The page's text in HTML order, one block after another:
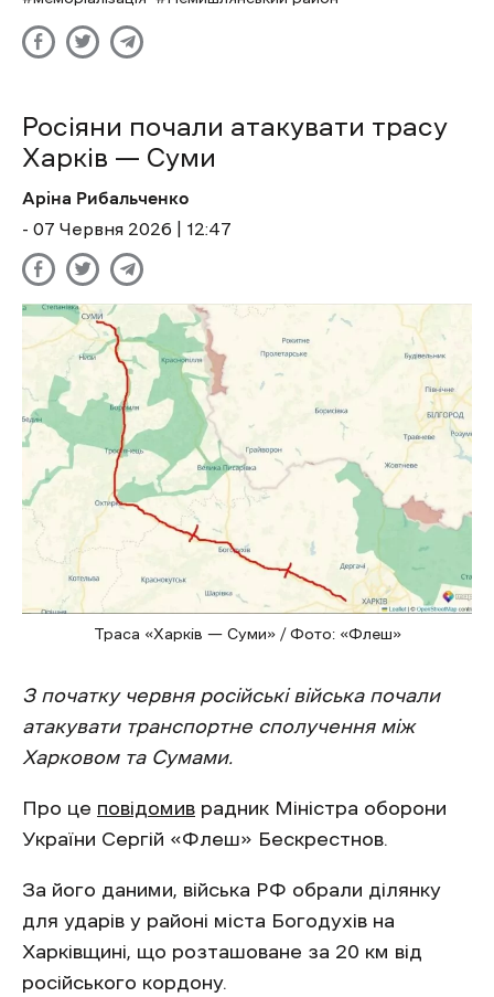
Росіяни почали атакувати трасу
Харків — Суми
Аріна Рибальченко
- 07 Червня 2026 | 12:47
Траса «Харків — Суми» / Фото: «Флеш»
З початку червня російські війська почали
атакувати транспортне сполучення між
Харковом та Сумами.
Про це повідомив радник Міністра оборони
України Сергій «Флеш» Бескрестнов.
За його даними, війська РФ обрали ділянку
для ударів у районі міста Богодухів на
Харківщині, що розташоване за 20 км від
російського кордону.